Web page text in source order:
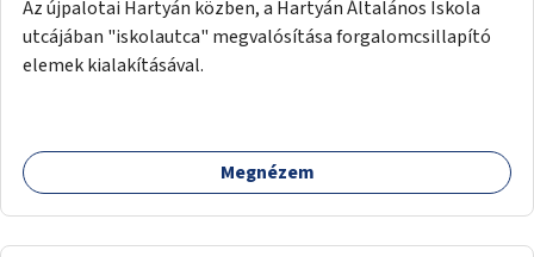
Az újpalotai Hartyán közben, a Hartyán Általános Iskola
utcájában "iskolautca" megvalósítása forgalomcsillapító
elemek kialakításával.
Megnézem